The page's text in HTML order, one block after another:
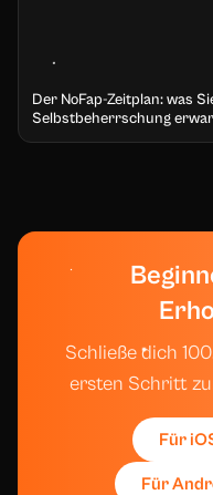
Der NoFap-Zeitplan: was
Selbstbeherrschung
Schließe dich
ersten Schritt
Für
Für